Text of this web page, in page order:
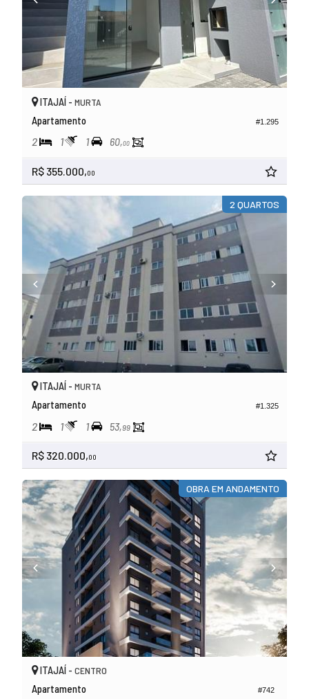
#1.295
ITAJAÍ - MURTA
Apartamento
2 1 1 60,00
R$ 355.000,00
2 QUARTOS
#1.325
ITAJAÍ - MURTA
Apartamento
2 1 1 53,99
R$ 320.000,00
OBRA EM ANDAMENTO
#742
ITAJAÍ - CENTRO
Apartamento